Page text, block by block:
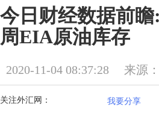
今日财经数据前
周EIA原油库存
2020-11-04 08:37:28 来源
关注外汇网： 我要分享